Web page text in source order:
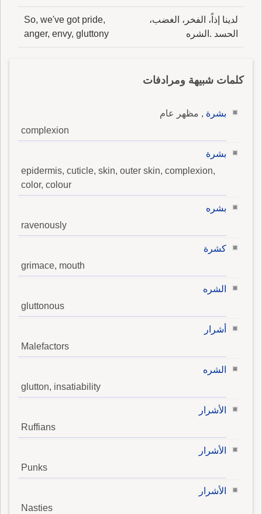
لدينا إذاً، الفخر، الغضب،
الحسد .الشره
So, we've got pride,
anger, envy, gluttony
كلمات شبيهة ومرادفات
بشرة , مظهر عام
complexion
بشرة
epidermis, cuticle, skin, outer skin, complexion,
color, colour
بشره
ravenously
كشرة
grimace, mouth
الشره
gluttonous
أشرار
Malefactors
الشره
glutton, insatiability
الأشرار
Ruffians
الأشرار
Punks
الأشرار
Nasties